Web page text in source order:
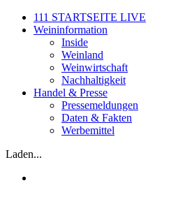
111 STARTSEITE LIVE
Weininformation
Inside
Weinland
Weinwirtschaft
Nachhaltigkeit
Handel & Presse
Pressemeldungen
Daten & Fakten
Werbemittel
Laden...